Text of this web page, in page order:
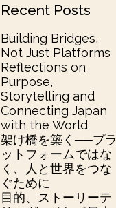
Recent Posts
Building Bridges,
Not Just Platforms
Reflections on
Purpose,
Storytelling and
Connecting Japan
with the World
架け橋を築く──プラ
ットフォームではな
く、人と世界をつな
ぐために
目的、ストーリーテ